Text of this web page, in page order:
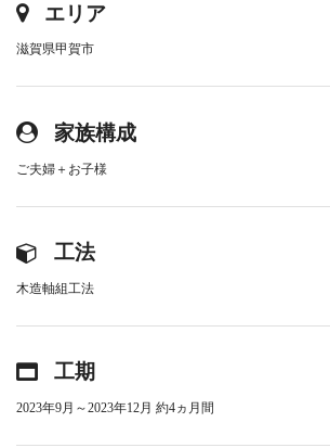
エリア
滋賀県甲賀市
家族構成
ご夫婦＋お子様
工法
木造軸組工法
工期
2023年9月～2023年12月 約4ヵ月間